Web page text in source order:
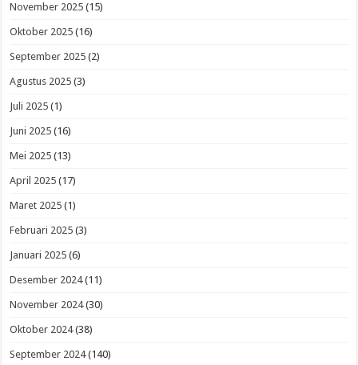
November 2025 (15)
Oktober 2025 (16)
September 2025 (2)
Agustus 2025 (3)
Juli 2025 (1)
Juni 2025 (16)
Mei 2025 (13)
April 2025 (17)
Maret 2025 (1)
Februari 2025 (3)
Januari 2025 (6)
Desember 2024(11)
November 2024(30)
Oktober 2024(38)
September 2024(140)